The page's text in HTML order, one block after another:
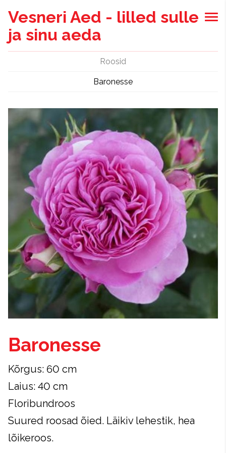
Vesneri Aed - lilled sulle
ja sinu aeda
Roosid
Baronesse
Baronesse
Kõrgus: 60 cm
Laius: 40 cm
Floribundroos
Suured roosad õied. Läikiv lehestik, hea
lõikeroos.